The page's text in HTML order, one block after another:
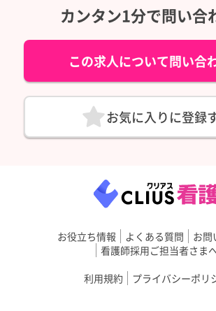
カンタン1分で問い合
この求人について問い合
お気に入りに登録
お役立ち情報 よくある質問
お問
看護師採用ご担当者さま
利用規約
プライバシーポリ